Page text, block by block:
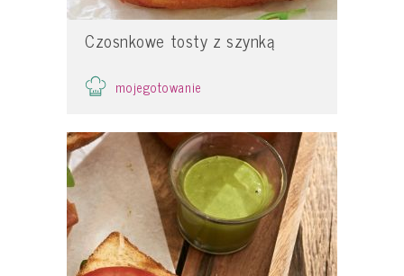
Czosnkowe tosty z szynką
mojegotowanie